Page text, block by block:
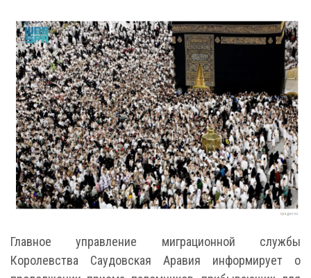
Главное управление миграционной службы
Королевства Саудовская Аравия информирует о